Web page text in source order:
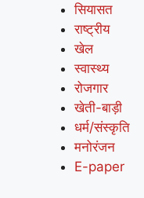
सियासत
राष्ट्रीय
खेल
स्वास्थ्य
रोजगार
खेती-बाड़ी
धर्म/संस्कृति
मनोरंजन
E-paper